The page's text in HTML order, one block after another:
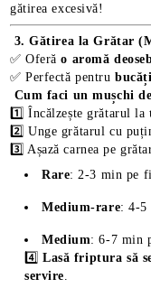
gătirea excesivă!
3. Gătirea la Grătar
✅ Oferăo aromă
✅ Perfectă pentru
Cum faci un mușchi
1️⃣ Încălzește grătarul la
2️⃣ Unge grătarul cu
3️⃣ Așază carnea pe
Rare: 2-3 min pe
Medium-rare: 4-5
Medium: 6-7 min
4️⃣Lasă friptura să
servire.